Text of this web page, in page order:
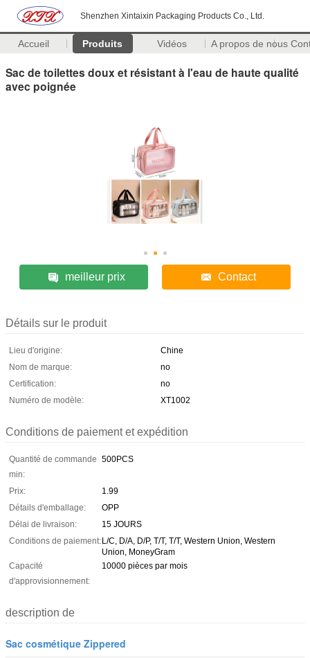
Shenzhen Xintaixin Packaging Products Co., Ltd.
Accueil Produits Vidéos A propos de nous
Sac de toilettes doux et résistant à l'eau de haute qualité
avec poignée
meilleur prix Contact
Détails sur le produit
Lieu d'origine:
Chine
Nom de marque:
no
Certification:
no
Numéro de modèle:
XT1002
Conditions de paiement et expédition
Quantité de commande
min:
500PCS
Prix:
1.99
Détails d'emballage:
OPP
Délai de livraison:
15 JOURS
Conditions de paiement:L/C, D/A, D/P, T/T, T/T, Western Union, Western
Union, MoneyGram
Capacité
d'approvisionnement:
10000 pièces par mois
description de
Sac cosmétique Zippered